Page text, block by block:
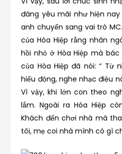
đáng yêu mãi như hiện
anh chuyển sang vai trò
của Hòa Hiệp rằng nhân
hồi nhỏ ở Hòa Hiệp mà
của Hòa Hiệp đã nói: “ Từ
hiếu động, nghe nhạc điệu
Vì vậy, khi lớn con theo
lắm. Ngoài ra Hòa Hiệp
Khách đến chơi nhà mà
tôi, mẹ coi nhà mình có gì